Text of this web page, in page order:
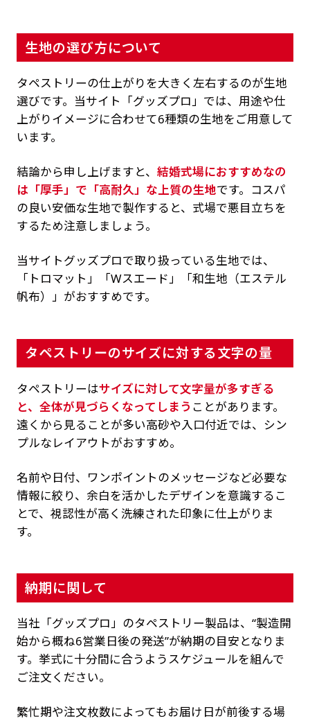
生地の選び方について
タペストリーの仕上がりを大きく左右するのが生地
選びです。当サイト「グッズプロ」では、用途や仕
上がりイメージに合わせて6種類の生地をご用意して
います。
結論から申し上げますと、 結婚式場におすすめなの
は「厚手」で「高耐久」な上質の生地です。コスパ
の良い安価な生地で製作すると、式場で悪目立ちを
するため注意しましょう。
当サイトグッズプロで取り扱っている生地では、
「トロマット」「Wスエード」「和生地（エステル
帆布）」がおすすめです。
タペストリーのサイズに対する文字の量
タペストリーはサイズに対して文字量が多すぎる
と、全体が見づらくなってしまう ことがあります。
遠くから見ることが多い高砂や入口付近では、シン
プルなレイアウトがおすすめ。
名前や日付、ワンポイントのメッセージなど必要な
情報に絞り、余白を活かしたデザインを意識するこ
とで、視認性が高く洗練された印象に仕上がりま
す。
納期に関して
当社「グッズプロ」のタペストリー製品は、“製造開
始から概ね6営業日後の発送”が納期の目安となりま
す。挙式に十分間に合うようスケジュールを組んで
ご注文ください。
繁忙期や注文枚数によってもお届け日が前後する場